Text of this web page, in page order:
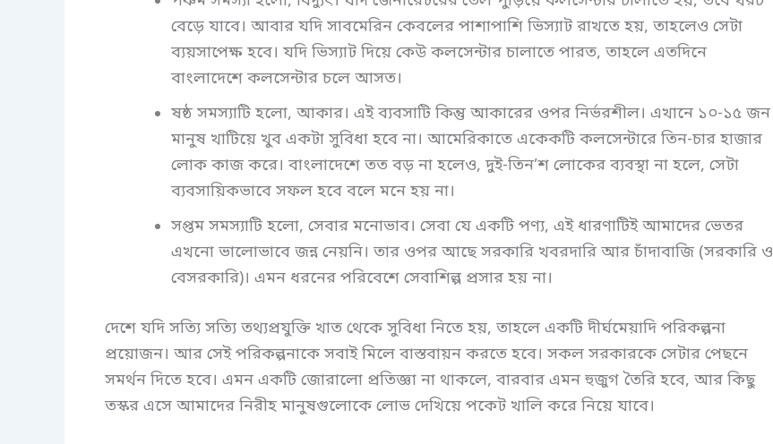
বেড়ে যাবে। আবার যদি সাবমেরিন কেবলের পাশাপাশি ভিস্যাট রাখতে হয়, তাহলেও সেটা
ব্যয়সাপেক্ষ হবে। যদি ভিস্যাট দিয়ে কেউ কলসেন্টার চালাতে পারত, তাহলে এতদিনে
বাংলাদেশে কলসেন্টার চলে আসত।
ষষ্ঠ সমস্যাটি হলো, আকার। এই ব্যবসাটি কিন্তু আকারের ওপর নির্ভরশীল। এখানে ১০-১৫ জন
মানুষ খাটিয়ে খুব একটা সুবিধা হবে না। আমেরিকাতে একেকটি কলসেন্টারে তিন-চার হাজার
লোক কাজ করে। বাংলাদেশে তত বড় না হলেও, দুই-তিন’শ লোকের ব্যবস্থা না হলে, সেটা
ব্যবসায়িকভাবে সফল হবে বলে মনে হয় না।
সপ্তম সমস্যাটি হলো, সেবার মনোভাব। সেবা যে একটি পণ্য, এই ধারণাটিই আমাদের ভেতর
এখনো ভালোভাবে জন্ন নেয়নি। তার ওপর আছে সরকারি খবরদারি আর চাঁদাবাজি (সরকারি ও
বেসরকারি)। এমন ধরনের পরিবেশে সেবাশিল্প প্রসার হয় না।
দেশে যদি সত্যি সত্যি তথ্যপ্রযুক্তি খাত থেকে সুবিধা নিতে হয়, তাহলে একটি দীর্ঘমেয়াদি পরিকল্পনা
প্রয়োজন। আর সেই পরিকল্পনাকে সবাই মিলে বাস্তবায়ন করতে হবে। সকল সরকারকে সেটার পেছনে
সমর্থন দিতে হবে। এমন একটি জোরালো প্রতিজ্ঞা না থাকলে, বারবার এমন হুজুগ তৈরি হবে, আর কিছু
তস্কর এসে আমাদের নিরীহ মানুষগুলোকে লোভ দেখিয়ে পকেট খালি করে নিয়ে যাবে।